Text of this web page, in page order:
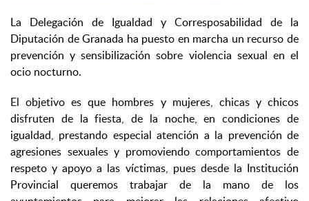
La Delegación de Igualdad y Corresposabilidad de la
Diputación de Granada ha puesto en marcha un recurso de
prevención y sensibilización sobre violencia sexual en el
ocio nocturno.
El objetivo es que hombres y mujeres, chicas y chicos
disfruten de la fiesta, de la noche, en condiciones de
igualdad, prestando especial atención a la prevención de
agresiones sexuales y promoviendo comportamientos de
respeto y apoyo a las víctimas, pues desde la Institución
Provincial queremos trabajar de la mano de los